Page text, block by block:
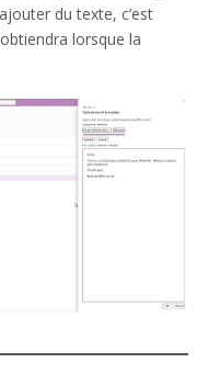
du texte, c’est
lorsque la